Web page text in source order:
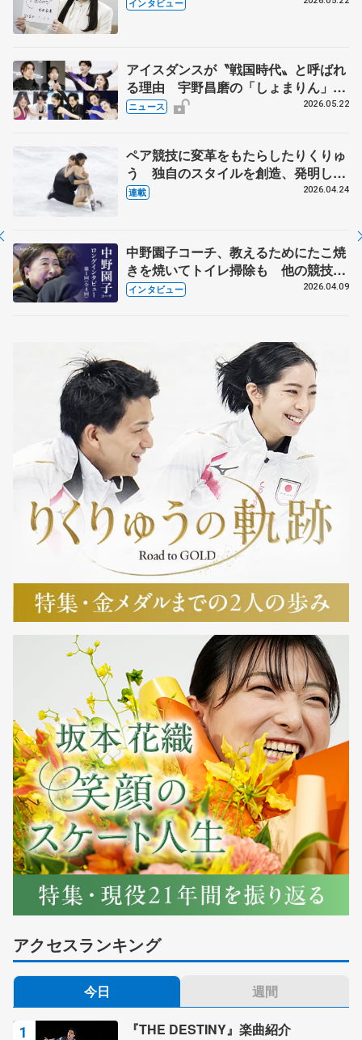
インタビュー
アイスダンスが〝戦国時代〟と呼ばれ
る理由 宇野昌磨の「しょまりん」ら
実力者が相次いで参戦 国内の競争激
ニュース 2026.05.22
ペア競技に変革をもたらしたりくりゅ
う 独自のスタイルを創造、発明した
【引退発表後②】
連載 2026.04.24
中野園子コーチ、教えるためにたこ焼
きを焼いてトイレ掃除も 他の競技に
も通用するという坂本花織の筋肉
インタビュー 2026.04.09
アクセスランキング
今日 週間
『THE DESTINY』楽曲紹介